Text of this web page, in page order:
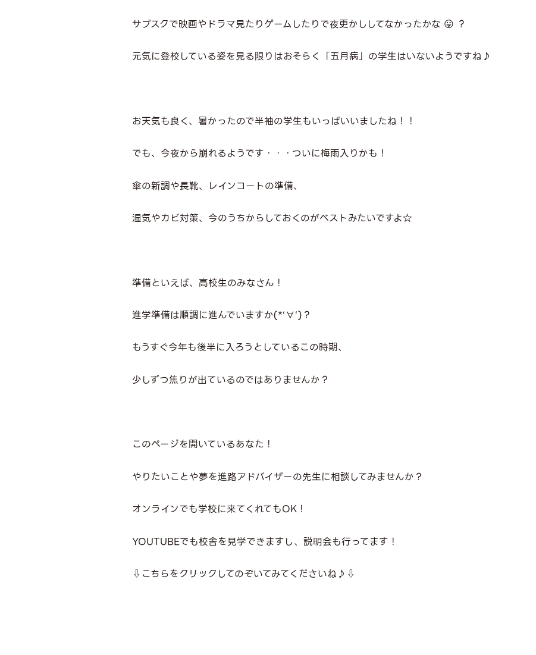
サブスクで映画やドラマ見たりゲームしたりで夜更かししてなかったかな 😛 ？
元気に登校している姿を見る限りはおそらく「五月病」の学生はいないようですね♪
お天気も良く、暑かったので半袖の学生もいっぱいいましたね！！
でも、今夜から崩れるようです・・・ついに梅雨入りかも！
傘の新調や長靴、レインコートの準備、
湿気やカビ対策、今のうちからしておくのがベストみたいですよ☆
準備といえば、高校生のみなさん！
進学準備は順調に進んでいますか(*‘∀‘)？
もうすぐ今年も後半に入ろうとしているこの時期、
少しずつ焦りが出ているのではありませんか？
このページを開いているあなた！
やりたいことや夢を進路アドバイザーの先生に相談してみませんか？
オンラインでも学校に来てくれてもOK！
YOUTUBEでも校舎を見学できますし、説明会も行ってます！
⇩こちらをクリックしてのぞいてみてくださいね♪⇩